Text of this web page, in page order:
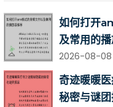
如何打开
及常用的
2026-08-08
奇迹暖暖
秘密与谜